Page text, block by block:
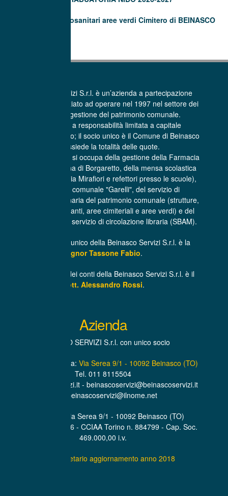
Trattamenti fitosanitari aree verdi Cimitero di BEINASCO
La Beinasco Servizi S.r.l. è un’azienda a partecipazione
pubblica che ha iniziato ad operare nel 1997 nel settore dei
Servizi per la gestione del patrimonio comunale.
E’ una società a responsabilità limitata a capitale
interamente pubblico; il socio unico è il Comune di Beinasco
che possiede la totalità delle quote.
La Beinasco Servizi si occupa della gestione della Farmacia
comunale Sant’Anna di Borgaretto, della mensa scolastica
(centro cottura di via Mirafiori e refettori presso le scuole),
dell'asilo nido comunale "Garelli", del servizio di
manutenzione ordinaria del patrimonio comunale (strutture,
infrastrutture, impianti, aree cimiteriali e aree verdi) e del
trasporto libri per il servizio di circolazione libraria (SBAM).
L’Amministratore unico della Beinasco Servizi S.r.l. è la
Signor Tassone Fabio.
Il Revisore unico dei conti della Beinasco Servizi S.r.l. è il
Dott. Alessandro Rossi.
Azienda
BEINASCO SERVIZI S.r.l. con unico socio
Sede Amministrativa: Via Serea 9/1 - 10092 Beinasco (TO)
Tel. 011 8115504
www.beinascoservizi.it - beinascoservizi@beinascoservizi.it
PEC. beinascoservizi@ilnome.net
Sede Legale Via Serea 9/1 - 10092 Beinasco (TO)
P.IVA. 07319600016 - CCIAA Torino n. 884799 - Cap. Soc.
469.000,00 i.v.
Statuto societario aggiornamento anno 2018